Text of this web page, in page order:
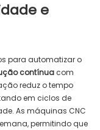
e
para automatizar o
contínuacom
reduz o tempo
em ciclos de
As máquinas CNC
permitindo que